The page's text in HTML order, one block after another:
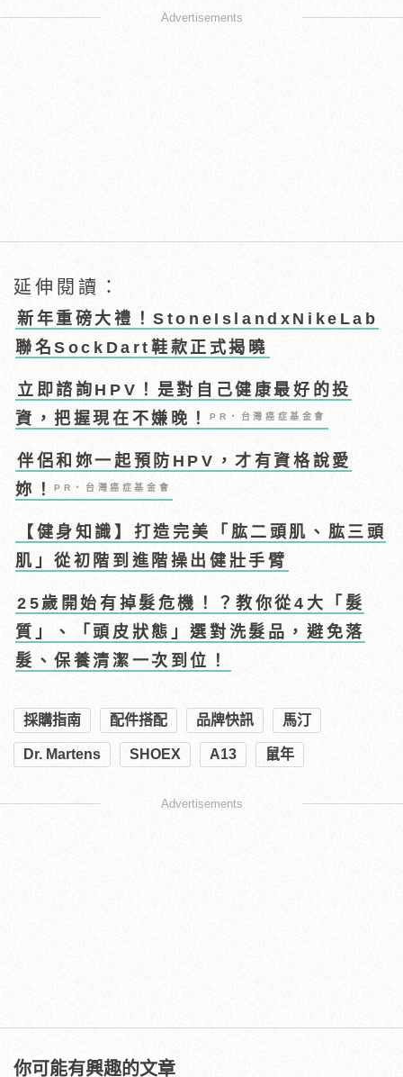
Advertisements
延伸閱讀：
新年重磅大禮！StoneIslandxNikeLab
聯名SockDart鞋款正式揭曉
立即諮詢HPV！是對自己健康最好的投
資，把握現在不嫌晚！PR・台灣癌症基金會
伴侶和妳一起預防HPV，才有資格說愛
妳！PR・台灣癌症基金會
【健身知識】打造完美「肱二頭肌、肱三頭
肌」從初階到進階操出健壯手臂
25歲開始有掉髮危機！？教你從4大「髮
質」、「頭皮狀態」選對洗髮品，避免落
髮、保養清潔一次到位！
採購指南 配件搭配 品牌快訊 馬汀
Dr. Martens SHOEX A13 鼠年
Advertisements
你可能有興趣的文章